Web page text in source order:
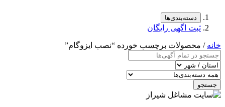
دسته‌بندی‌ها
ثبت اگهی رایگان
خانه / محصولات برچسب خورده “نصب ایزوگام”
جستجو